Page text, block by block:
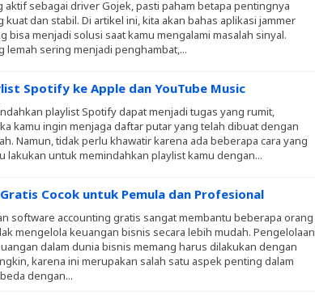
aktif sebagai driver Gojek, pasti paham betapa pentingnya
kuat dan stabil. Di artikel ini, kita akan bahas aplikasi jammer
bisa menjadi solusi saat kamu mengalami masalah sinyal.
lemah sering menjadi penghambat,...
Spotify ke Apple dan YouTube Music
playlist Spotify dapat menjadi tugas yang rumit,
kamu ingin menjaga daftar putar yang telah dibuat dengan
Namun, tidak perlu khawatir karena ada beberapa cara yang
lakukan untuk memindahkan playlist kamu dengan...
Cocok untuk Pemula dan Profesional
software accounting gratis sangat membantu beberapa orang
mengelola keuangan bisnis secara lebih mudah. Pengelolaan
dalam dunia bisnis memang harus dilakukan dengan
karena ini merupakan salah satu aspek penting dalam
dengan...